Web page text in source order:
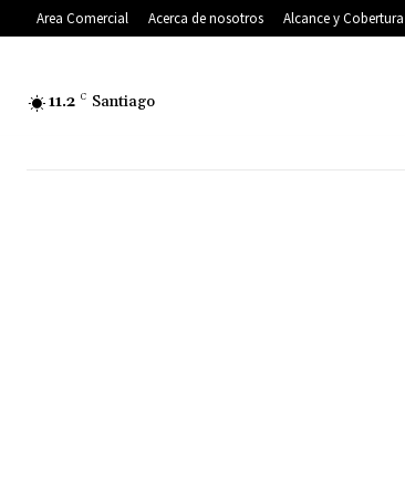
Area Comercial Acerca de nosotros Alcance y Cobertura
11.2 C Santiago